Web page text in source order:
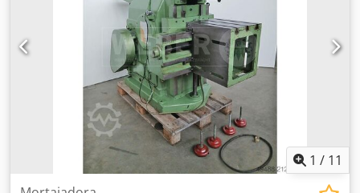
1 / 11